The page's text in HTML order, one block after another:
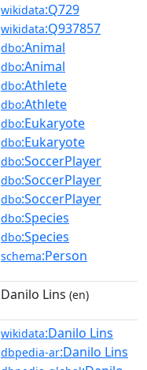
wikidata:Q729
wikidata:Q937857
dbo:Animal
dbo:Animal
dbo:Athlete
dbo:Athlete
dbo:Eukaryote
dbo:Eukaryote
dbo:SoccerPlayer
dbo:SoccerPlayer
dbo:SoccerPlayer
dbo:Species
dbo:Species
schema:Person
Danilo Lins (en)
wikidata:Danilo Lins
dbpedia-ar:Danilo Lins